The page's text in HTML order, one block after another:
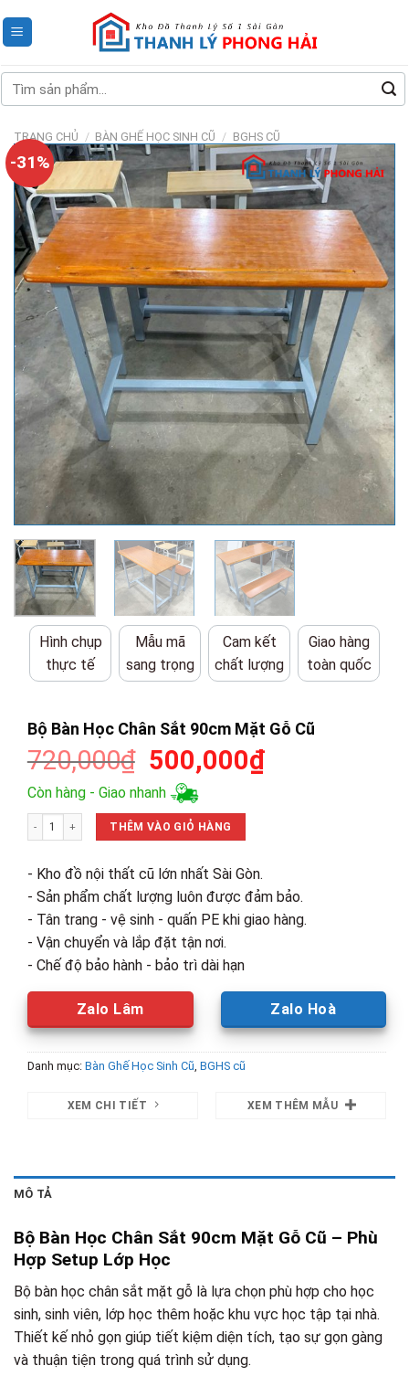
to
Tìm
kiếm:
TRANG CHỦ / BÀN GHẾ HỌC SINH CŨ / BGHS CŨ
-31%
Hình chụp
thực tế
Mẫu mã
sang trọng
Cam kết
chất lượng
Giao hàng
toàn quốc
Bộ Bàn Học Chân Sắt 90cm Mặt Gỗ Cũ
720,000₫ Giá
gốc
là:
720,000₫.
500,000₫Giá
Còn hàng - Giao nhanh
Bộ Bàn Học Chân Sắt 90cm Mặt Gỗ Cũ số lượng
THÊM VÀO GIỎ HÀNG
- Kho đồ nội thất cũ lớn nhất Sài Gòn.
- Sản phẩm chất lượng luôn được đảm bảo.
- Tân trang - vệ sinh - quấn PE khi giao hàng.
- Vận chuyển và lắp đặt tận nơi.
- Chế độ bảo hành - bảo trì dài hạn
Zalo Lâm Zalo Hoà
Danh mục: Bàn Ghế Học Sinh Cũ, BGHS cũ
XEM CHI TIẾT XEM THÊM MẪU
MÔ TẢ
Bộ Bàn Học Chân Sắt 90cm Mặt Gỗ Cũ – Phù
Hợp Setup Lớp Học
Bộ bàn học chân sắt mặt gỗ là lựa chọn phù hợp cho học
sinh, sinh viên, lớp học thêm hoặc khu vực học tập tại nhà.
Thiết kế nhỏ gọn giúp tiết kiệm diện tích, tạo sự gọn gàng
và thuận tiện trong quá trình sử dụng.